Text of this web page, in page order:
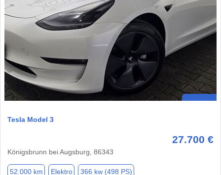
Tesla Model 3
27.700 €
Königsbrunn bei Augsburg, 86343
52.000 km Elektro 366 kw (498 PS)